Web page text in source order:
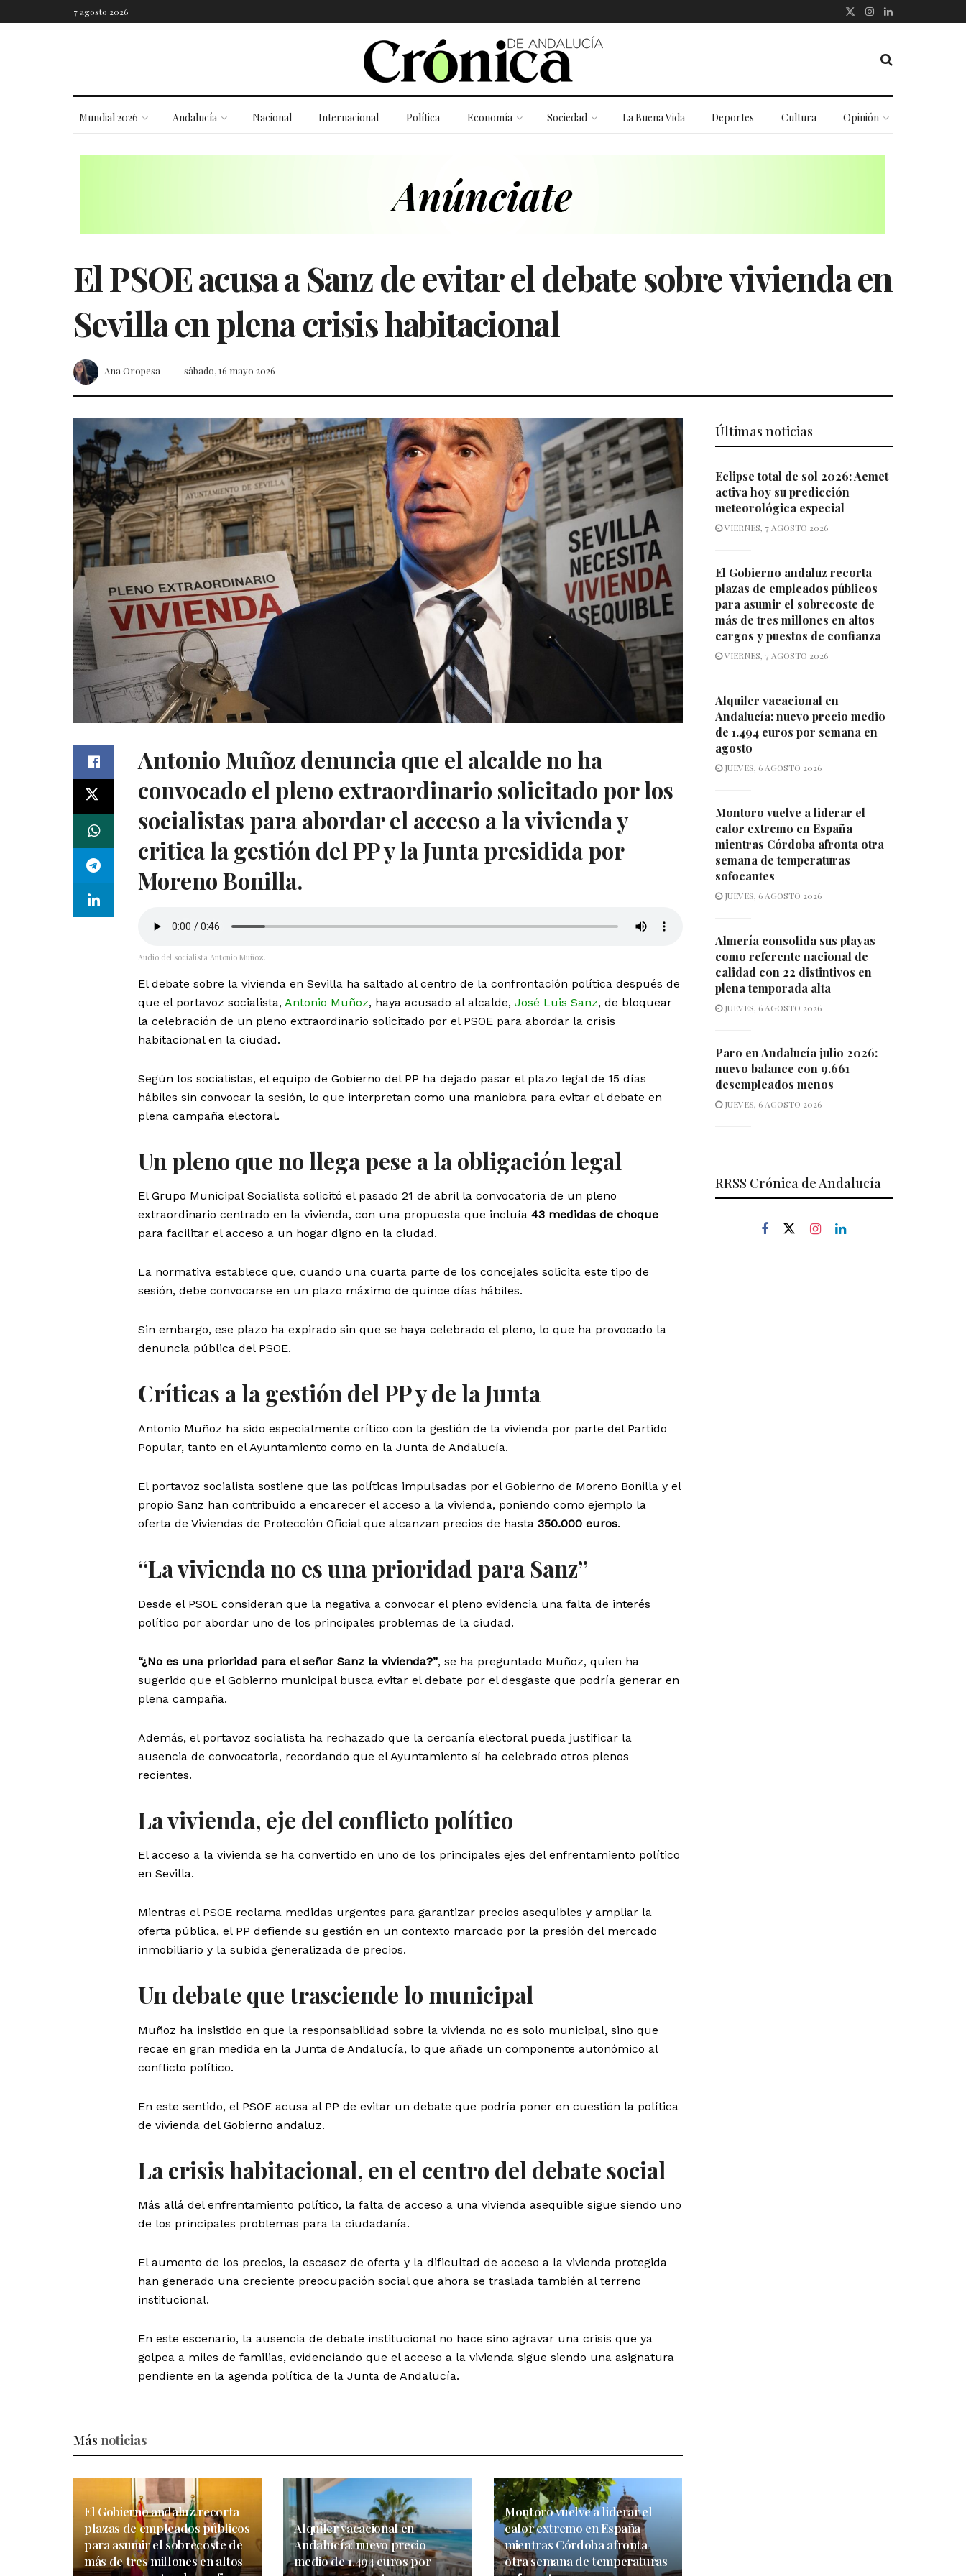
7 agosto 2026
Mundial 2026 Andalucía Nacional Internacional Política Economía Sociedad La Buena Vida Deportes Cultura Opinión
El PSOE acusa a Sanz de evitar el debate sobre vivienda en
Sevilla en plena crisis habitacional
Ana Oropesa sábado, 16 mayo 2026
Antonio Muñoz denuncia que el alcalde no ha
convocado el pleno extraordinario solicitado por los
socialistas para abordar el acceso a la vivienda y
critica la gestión del PP y la Junta presidida por
Moreno Bonilla.
Audio del socialista Antonio Muñoz.
El debate sobre la vivienda en Sevilla ha saltado al centro de la confrontación política después de
que el portavoz socialista, Antonio Muñoz, haya acusado al alcalde, José Luis Sanz, de bloquear
la celebración de un pleno extraordinario solicitado por el PSOE para abordar la crisis
habitacional en la ciudad.
Según los socialistas, el equipo de Gobierno del PP ha dejado pasar el plazo legal de 15 días
hábiles sin convocar la sesión, lo que interpretan como una maniobra para evitar el debate en
plena campaña electoral.
Un pleno que no llega pese a la obligación legal
El Grupo Municipal Socialista solicitó el pasado 21 de abril la convocatoria de un pleno
extraordinario centrado en la vivienda, con una propuesta que incluía 43 medidas de choque
para facilitar el acceso a un hogar digno en la ciudad.
La normativa establece que, cuando una cuarta parte de los concejales solicita este tipo de
sesión, debe convocarse en un plazo máximo de quince días hábiles.
Sin embargo, ese plazo ha expirado sin que se haya celebrado el pleno, lo que ha provocado la
denuncia pública del PSOE.
Críticas a la gestión del PP y de la Junta
Antonio Muñoz ha sido especialmente crítico con la gestión de la vivienda por parte del Partido
Popular, tanto en el Ayuntamiento como en la Junta de Andalucía.
El portavoz socialista sostiene que las políticas impulsadas por el Gobierno de Moreno Bonilla y el
propio Sanz han contribuido a encarecer el acceso a la vivienda, poniendo como ejemplo la
oferta de Viviendas de Protección Oficial que alcanzan precios de hasta 350.000 euros.
“La vivienda no es una prioridad para Sanz”
Desde el PSOE consideran que la negativa a convocar el pleno evidencia una falta de interés
político por abordar uno de los principales problemas de la ciudad.
“¿No es una prioridad para el señor Sanz la vivienda?”, se ha preguntado Muñoz, quien ha
sugerido que el Gobierno municipal busca evitar el debate por el desgaste que podría generar en
plena campaña.
Además, el portavoz socialista ha rechazado que la cercanía electoral pueda justificar la
ausencia de convocatoria, recordando que el Ayuntamiento sí ha celebrado otros plenos
recientes.
La vivienda, eje del conflicto político
El acceso a la vivienda se ha convertido en uno de los principales ejes del enfrentamiento político
en Sevilla.
Mientras el PSOE reclama medidas urgentes para garantizar precios asequibles y ampliar la
oferta pública, el PP defiende su gestión en un contexto marcado por la presión del mercado
inmobiliario y la subida generalizada de precios.
Un debate que trasciende lo municipal
Muñoz ha insistido en que la responsabilidad sobre la vivienda no es solo municipal, sino que
recae en gran medida en la Junta de Andalucía, lo que añade un componente autonómico al
conflicto político.
En este sentido, el PSOE acusa al PP de evitar un debate que podría poner en cuestión la política
de vivienda del Gobierno andaluz.
La crisis habitacional, en el centro del debate social
Más allá del enfrentamiento político, la falta de acceso a una vivienda asequible sigue siendo uno
de los principales problemas para la ciudadanía.
El aumento de los precios, la escasez de oferta y la dificultad de acceso a la vivienda protegida
han generado una creciente preocupación social que ahora se traslada también al terreno
institucional.
En este escenario, la ausencia de debate institucional no hace sino agravar una crisis que ya
golpea a miles de familias, evidenciando que el acceso a la vivienda sigue siendo una asignatura
pendiente en la agenda política de la Junta de Andalucía.
Más noticias
El Gobierno andaluz recorta
plazas de empleados públicos
para asumir el sobrecoste de
más de tres millones en altos
Alquiler vacacional en
Andalucía: nuevo precio
medio de 1.494 euros por
Montoro vuelve a liderar el
calor extremo en España
mientras Córdoba afronta
otra semana de temperaturas
Últimas noticias
Eclipse total de sol 2026: Aemet
activa hoy su predicción
meteorológica especial
VIERNES, 7 AGOSTO 2026
El Gobierno andaluz recorta
plazas de empleados públicos
para asumir el sobrecoste de
más de tres millones en altos
cargos y puestos de confianza
VIERNES, 7 AGOSTO 2026
Alquiler vacacional en
Andalucía: nuevo precio medio
de 1.494 euros por semana en
agosto
JUEVES, 6 AGOSTO 2026
Montoro vuelve a liderar el
calor extremo en España
mientras Córdoba afronta otra
semana de temperaturas
sofocantes
JUEVES, 6 AGOSTO 2026
Almería consolida sus playas
como referente nacional de
calidad con 22 distintivos en
plena temporada alta
JUEVES, 6 AGOSTO 2026
Paro en Andalucía julio 2026:
nuevo balance con 9.661
desempleados menos
JUEVES, 6 AGOSTO 2026
RRSS Crónica de Andalucía